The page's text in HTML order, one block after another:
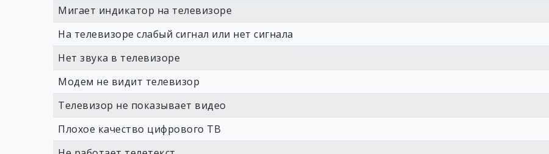
Мигает индикатор на телевизоре
На телевизоре слабый сигнал или нет сигнала
Нет звука в телевизоре
Модем не видит телевизор
Телевизор не показывает видео
Плохое качество цифрового ТВ